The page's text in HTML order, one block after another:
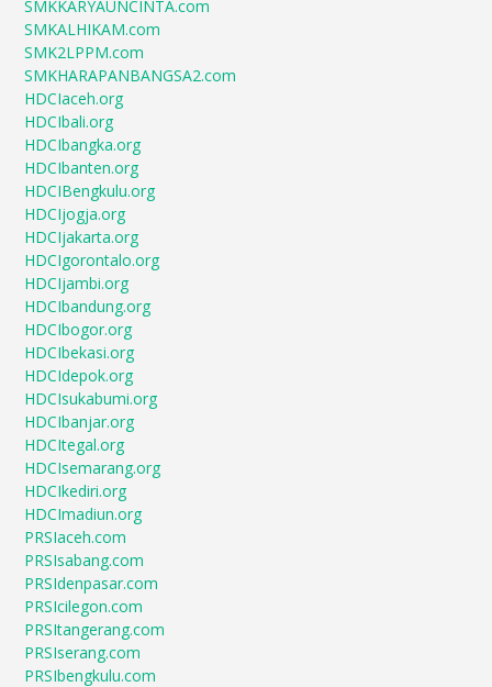
SMKKARYAUNCINTA.com
SMKALHIKAM.com
SMK2LPPM.com
SMKHARAPANBANGSA2.com
HDCIaceh.org
HDCIbali.org
HDCIbangka.org
HDCIbanten.org
HDCIBengkulu.org
HDCIjogja.org
HDCIjakarta.org
HDCIgorontalo.org
HDCIjambi.org
HDCIbandung.org
HDCIbogor.org
HDCIbekasi.org
HDCIdepok.org
HDCIsukabumi.org
HDCIbanjar.org
HDCItegal.org
HDCIsemarang.org
HDCIkediri.org
HDCImadiun.org
PRSIaceh.com
PRSIsabang.com
PRSIdenpasar.com
PRSIcilegon.com
PRSItangerang.com
PRSIserang.com
PRSIbengkulu.com